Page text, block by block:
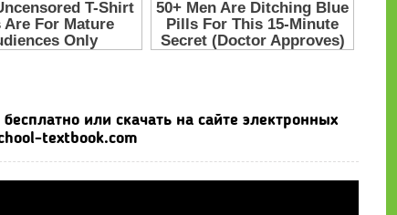
или скачать на сайте электронных
textbook.com